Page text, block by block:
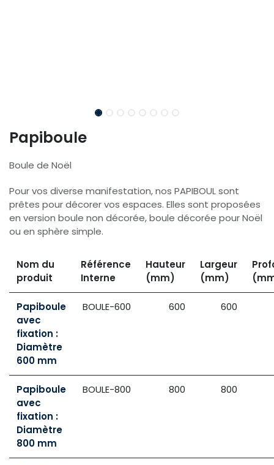
Papiboule
Boule de Noël
Pour vos diverse manifestation, nos PAPIBOUL sont
prêtes pour décorer vos espaces. Elles sont proposées
en version boule non décorée, boule décorée pour Noël
ou en sphère simple.
Nom du
produit
Référence
Interne
Hauteur
(mm)
Largeur
(mm)
Papiboule
avec
fixation :
Diamètre
600 mm
BOULE-600 600 600
Papiboule
avec
fixation :
Diamètre
800 mm
BOULE-800 800 800